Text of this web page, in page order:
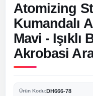
Atomizing
Kumandalı
Mavi - Işıklı
Akrobasi
Ürün Kodu:DH666-78